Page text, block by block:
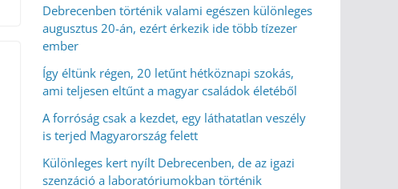
Debrecenben történik valami egészen különleges
augusztus 20-án, ezért érkezik ide több tízezer
ember
Így éltünk régen, 20 letűnt hétköznapi szokás,
ami teljesen eltűnt a magyar családok életéből
A forróság csak a kezdet, egy láthatatlan veszély
is terjed Magyarország felett
Különleges kert nyílt Debrecenben, de az igazi
szenzáció a laboratóriumokban történik